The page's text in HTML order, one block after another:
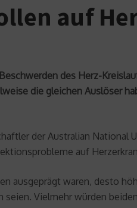
auf
des Herz-
die gleichen Auslöser
der Australian
auf
ausgeprägt waren, desto
Vielmehr würden